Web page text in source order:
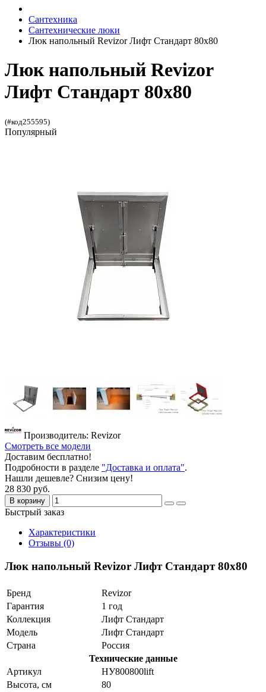
Сантехника
Сантехнические люки
Люк напольный Revizor Лифт Стандарт 80x80
Люк напольный Revizor
Лифт Стандарт 80x80
(#код255595)
Популярный
Производитель: Revizor
Смотреть все модели
Доставим бесплатно!
Подробности в разделе "Доставка и оплата".
Нашли дешевле? Снизим цену!
28 830 руб.
В корзину
Быстрый заказ
Характеристики
Отзывы (0)
Люк напольный Revizor Лифт Стандарт 80x80
Бренд
Revizor
Гарантия
1 год
Коллекция
Лифт Стандарт
Модель
Лифт Стандарт
Страна
Россия
Технические данные
Артикул
НУ800800lift
Высота, см
80